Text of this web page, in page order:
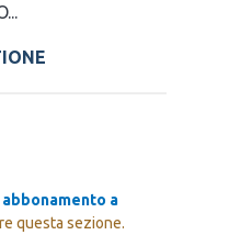
abbonamento a
questa sezione.